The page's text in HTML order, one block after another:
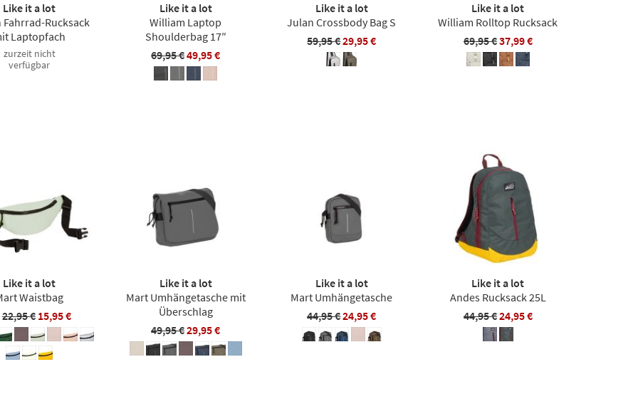
Like it a lot
Fahrrad-Rucksack
Laptopfach
zurzeit nicht
verfügbar
Like it a lot
William Laptop
Shoulderbag 17″
69,95 €49,95 €
Like it a lot
Julan Crossbody Bag S
59,95 €29,95 €
Like it a lot
William Rolltop Rucksack
69,95 €37,99 €
Like it a lot
Waistbag
22,95 € 15,95 €
Like it a lot
Mart Umhängetasche mit
Überschlag
49,95 €29,95 €
Like it a lot
Mart Umhängetasche
44,95 €24,95 €
Like it a lot
Andes Rucksack 25L
44,95 €24,95 €